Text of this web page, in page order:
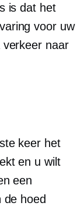
is dat het
voor uw
naar
keer het
en u wilt
een
de hoed